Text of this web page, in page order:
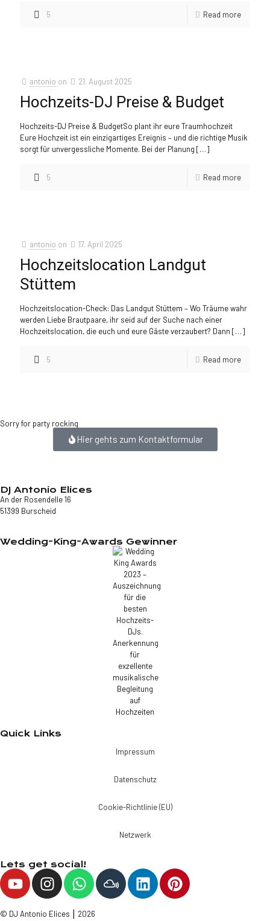
5 Read more
antonio on 21. August 2025
Hochzeits-DJ Preise & Budget
Hochzeits-DJ Preise & BudgetSo plant ihr eure Traumhochzeit
Eure Hochzeit ist ein einzigartiges Ereignis – und die richtige Musik
sorgt für unvergessliche Momente. Bei der Planung […]
5 Read more
antonio on 17. April 2025
Hochzeitslocation Landgut
Stüttem
Hochzeitslocation-Check: Das Landgut Stüttem – Wo Träume wahr
werden Liebe Brautpaare, ihr seid auf der Suche nach einer
Hochzeitslocation, die euch und eure Gäste verzaubert? Dann […]
5 Read more
Sorry for party rocking
Hier gehts zum Kontaktformular
DJ Antonio Elices
An der Rosendelle 16
51399 Burscheid
Wedding-King-Awards Gewinner
Quick Links
Impressum
Datenschutz
Cookie-Richtlinie (EU)
Netzwerk
Lets get social!
© DJ Antonio Elices ⎮ 2026